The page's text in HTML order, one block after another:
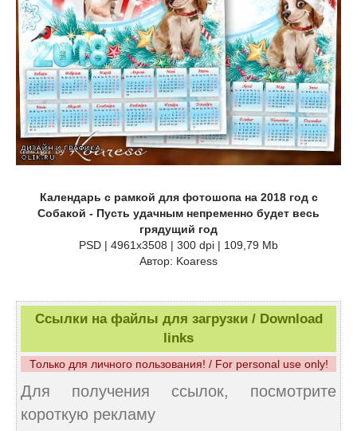
Календарь с рамкой для фотошопа на 2018 год с
Собакой - Пусть удачным непременно будет весь
грядущий год
PSD | 4961x3508 | 300 dpi | 109,79 Mb
Автор: Koaress
Ссылки на файлы для загрузки / Download
links
Только для личного пользования! / For personal use only!
Для получения ссылок, посмотрите
короткую рекламу